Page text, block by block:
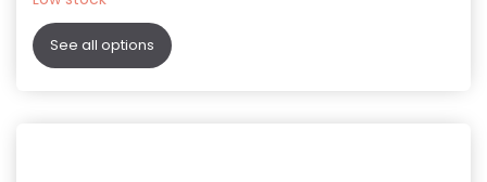
See all options